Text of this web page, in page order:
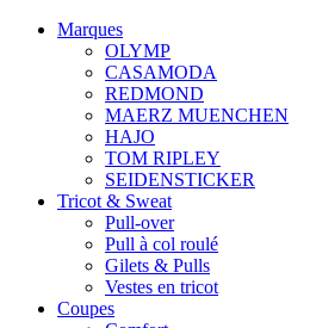
Marques
OLYMP
CASAMODA
REDMOND
MAERZ MUENCHEN
HAJO
TOM RIPLEY
SEIDENSTICKER
Tricot & Sweat
Pull-over
Pull à col roulé
Gilets & Pulls
Vestes en tricot
Coupes